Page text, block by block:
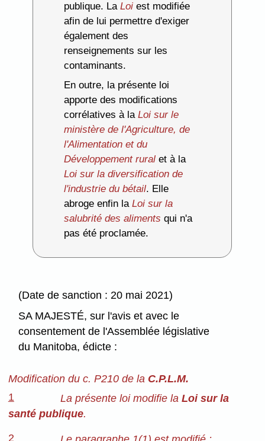
publique. LaLoi est modifiée
afin de lui permettre d'exiger
également des
renseignements sur les
contaminants.
En outre, la présente loi
apporte des modifications
corrélatives à laLoi sur le
ministère de l'Agriculture, de
l'Alimentation et du
Développement rural et à la
Loi sur la diversification de
l'industrie du bétail. Elle
abroge enfin laLoi sur la
salubrité des aliments qui n'a
pas été proclamée.
(Date de sanction : 20 mai 2021)
SA MAJESTÉ, sur l'avis et avec le
consentement de l'Assemblée législative
du Manitoba, édicte :
Modification du c. P210 de la C.P.L.M.
1
La présente loi modifie la Loi sur la
santé publique.
2